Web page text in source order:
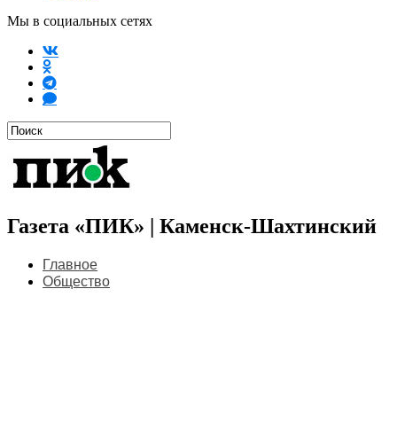
Мы в социальных сетях
Газета «ПИК» | Каменск-Шахтинский
Главное
Общество